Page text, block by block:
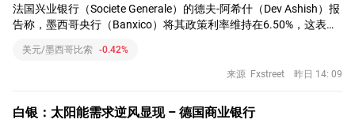
法国兴业银行（Societe Generale）的德夫-阿希什（Dev Ashish）报
告称，墨西哥央行（Banxico）将其政策利率维持在6.50%，这表明
延长。
美元/墨西哥比索 -0.42%
来源 Fxstreet 昨日 14: 09
白银：太阳能需求逆风显现 – 德国商业银行